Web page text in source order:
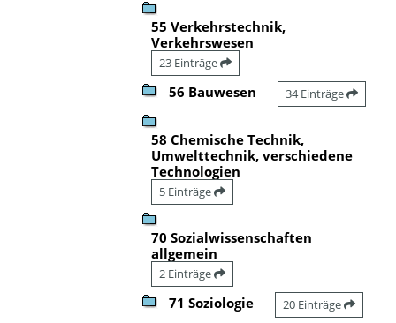
55 Verkehrstechnik,
Verkehrswesen
23 Einträge
56 Bauwesen 34 Einträge
58 Chemische Technik,
Umwelttechnik, verschiedene
Technologien
5 Einträge
70 Sozialwissenschaften
allgemein
2 Einträge
71 Soziologie 20 Einträge